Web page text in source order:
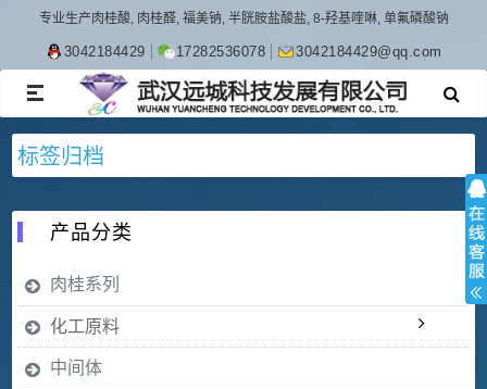
专业生产肉桂酸, 肉桂醛, 福美钠, 半胱胺盐酸盐, 8-羟基喹啉, 单氟磷酸钠
3042184429 17282536078 3042184429@qq.com
TOGGLE
NAVIGATION
标签归档
产品分类
肉桂系列
化工原料
中间体